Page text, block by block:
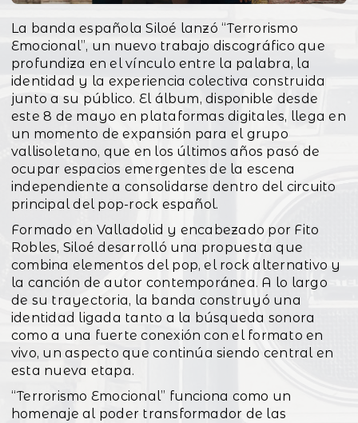
La banda española Siloé lanzó “Terrorismo
Emocional”, un nuevo trabajo discográfico que
profundiza en el vínculo entre la palabra, la
identidad y la experiencia colectiva construida
junto a su público. El álbum, disponible desde
este 8 de mayo en plataformas digitales, llega en
un momento de expansión para el grupo
vallisoletano, que en los últimos años pasó de
ocupar espacios emergentes de la escena
independiente a consolidarse dentro del circuito
principal del pop-rock español.
Formado en Valladolid y encabezado por Fito
Robles, Siloé desarrolló una propuesta que
combina elementos del pop, el rock alternativo y
la canción de autor contemporánea. A lo largo
de su trayectoria, la banda construyó una
identidad ligada tanto a la búsqueda sonora
como a una fuerte conexión con el formato en
vivo, un aspecto que continúa siendo central en
esta nueva etapa.
“Terrorismo Emocional” funciona como un
homenaje al poder transformador de las